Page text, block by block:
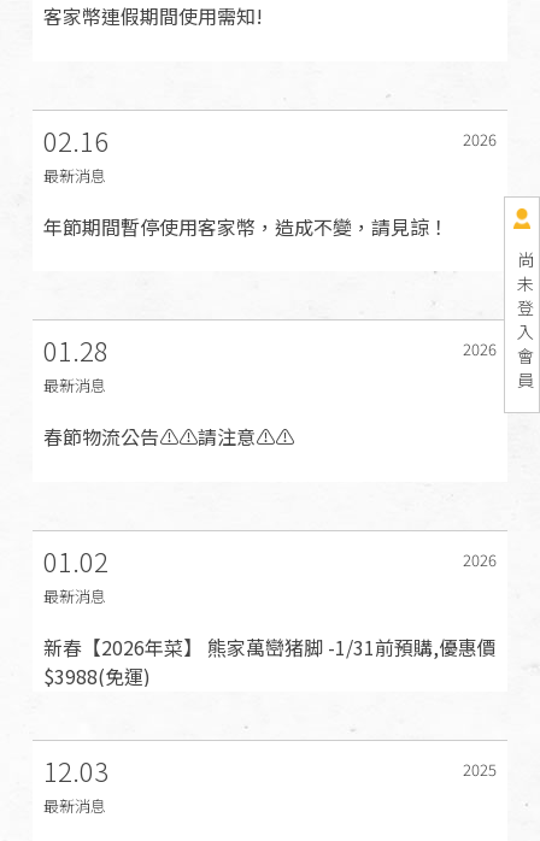
尚
未
登
入
會
員
客家幣連假期間使用需知!
02.16
2026
最新消息
年節期間暫停使用客家幣，造成不變，請見諒！
01.28
2026
最新消息
春節物流公告⚠️⚠️請注意⚠️⚠️
01.02
2026
最新消息
新春【2026年菜】 熊家萬巒猪脚 -1/31前預購,優惠價
$3988(免運)
12.03
2025
最新消息